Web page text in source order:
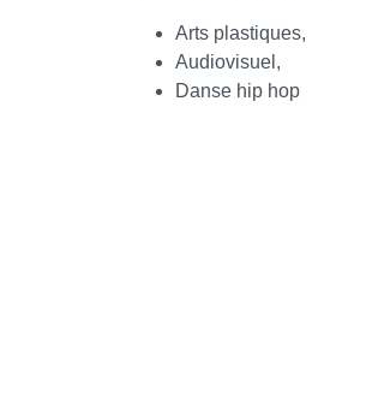
Arts plastiques,
Audiovisuel,
Danse hip hop